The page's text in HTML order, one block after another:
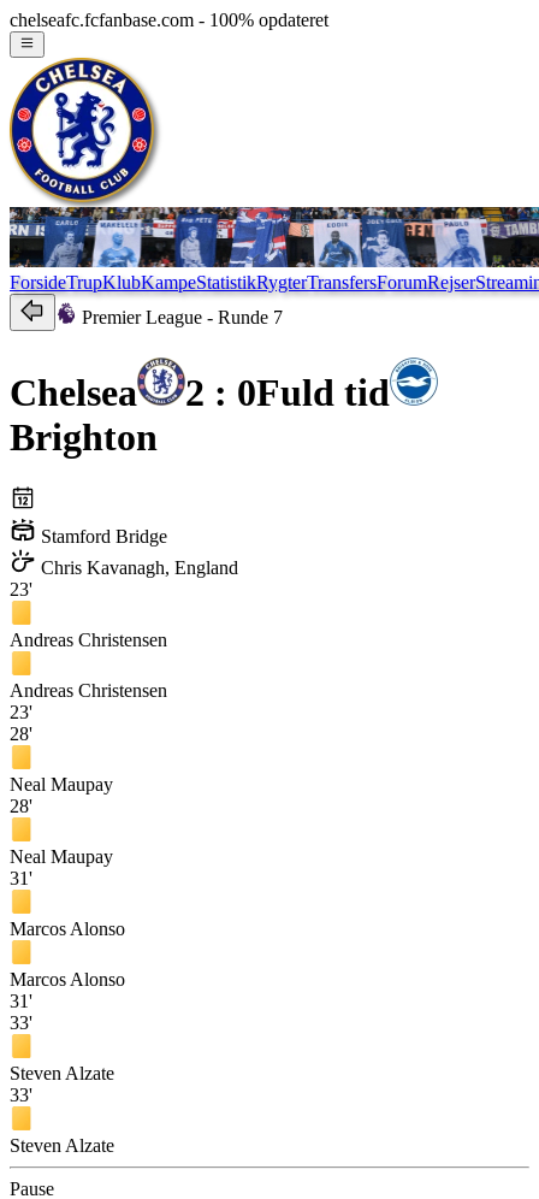
chelseafc.fcfanbase.com - 100% opdateret
ForsideTrupKlubKampeStatistikRygterTransfersForumRejser
Premier League - Runde 7
Chelsea 2 : 0Fuld tid
Brighton
Stamford Bridge
Chris Kavanagh, England
23'
Andreas Christensen
Andreas Christensen
23'
28'
Neal Maupay
28'
Neal Maupay
31'
Marcos Alonso
Marcos Alonso
31'
33'
Steven Alzate
33'
Steven Alzate
Pause